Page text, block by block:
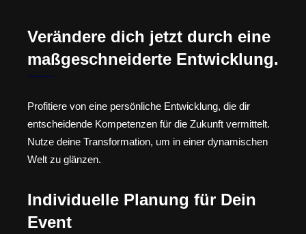
Verändere dich jetzt durch eine
maßgeschneiderte Entwicklung.
Profitiere von eine persönliche Entwicklung, die dir
entscheidende Kompetenzen für die Zukunft vermittelt.
Nutze deine Transformation, um in einer dynamischen
Welt zu glänzen.
Individuelle Planung für Dein
Event